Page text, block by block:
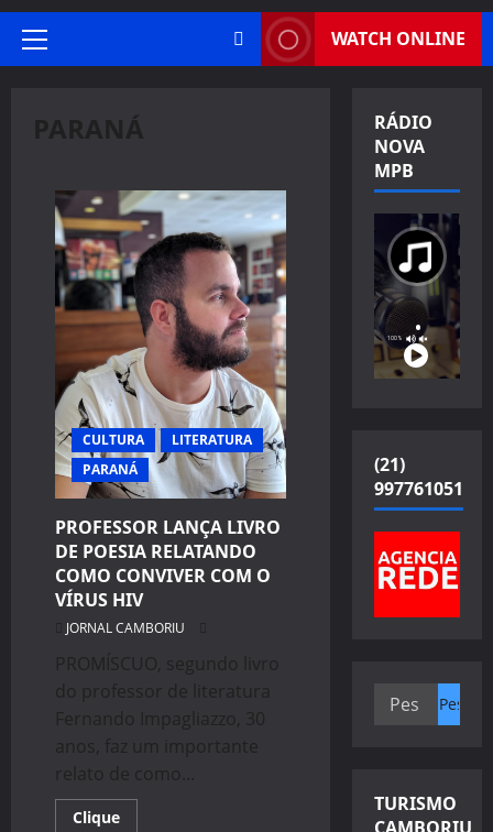
Primary
WATCH ONLINE
PARANÁ
CULTURA
LITERATURA
PARANÁ
PROFESSOR LANÇA LIVRO
DE POESIA RELATANDO
COMO CONVIVER COM O
VÍRUS HIV
JORNAL CAMBORIU
PROMÍSCUO, segundo livro
do professor de literatura
Fernando Impagliazzo, 30
anos, faz um importante
relato de como...
CliqueRead
RÁDIO
NOVA
MPB
(21)
997761051
Pesquisar
TURISMO